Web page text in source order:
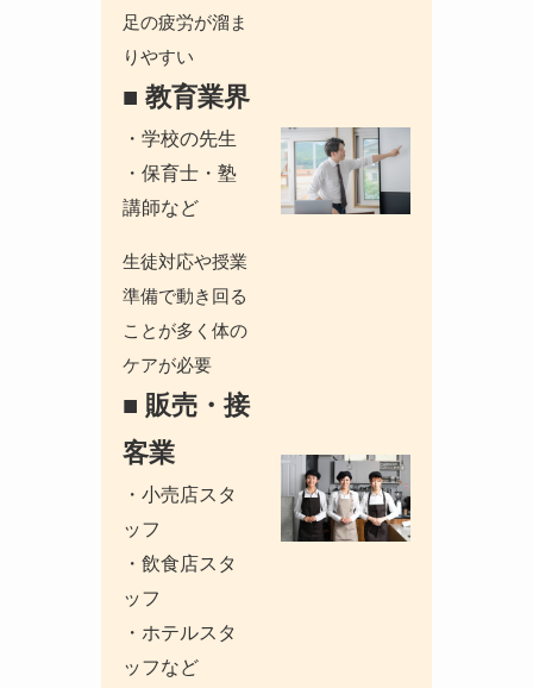
足の疲労が溜ま
りやすい
■ 教育業界
・学校の先生
・保育士・塾
講師など
生徒対応や授業
準備で動き回る
ことが多く体の
ケアが必要
■ 販売・接
客業
・小売店スタ
ッフ
・飲食店スタ
ッフ
・ホテルスタ
ッフなど